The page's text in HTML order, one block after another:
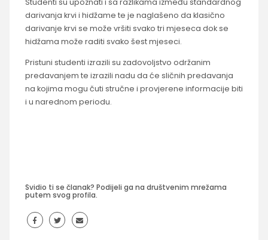
Studenti su upoznati i sa razlikama između standardnog
darivanja krvi i hidžame te je naglašeno da klasično
darivanje krvi se može vršiti svako tri mjeseca dok se
hidžama može raditi svako šest mjeseci.
Pristuni studenti izrazili su zadovoljstvo održanim
predavanjem te izrazili nadu da će sličnih predavanja
na kojima mogu čuti stručne i provjerene informacije biti
i u narednom periodu.
Svidio ti se članak? Podijeli ga na društvenim mrežama
putem svog profila.